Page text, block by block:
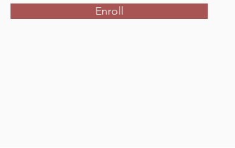
Enroll